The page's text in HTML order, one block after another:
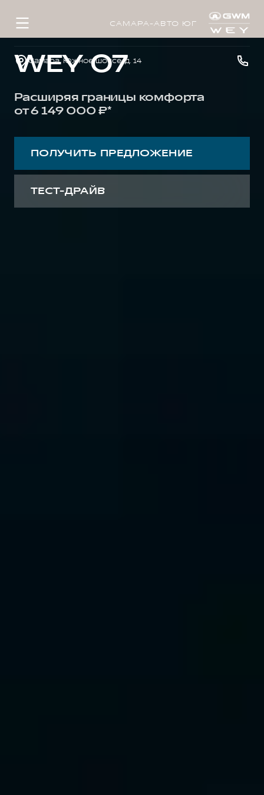
САМАРА-АВТО ЮГ
Самара, Южное шоссе, д. 14
WEY 07
Расширяя границы комфорта
от 6 149 000 ₽*
ПОЛУЧИТЬ ПРЕДЛОЖЕНИЕ
ТЕСТ-ДРАЙВ